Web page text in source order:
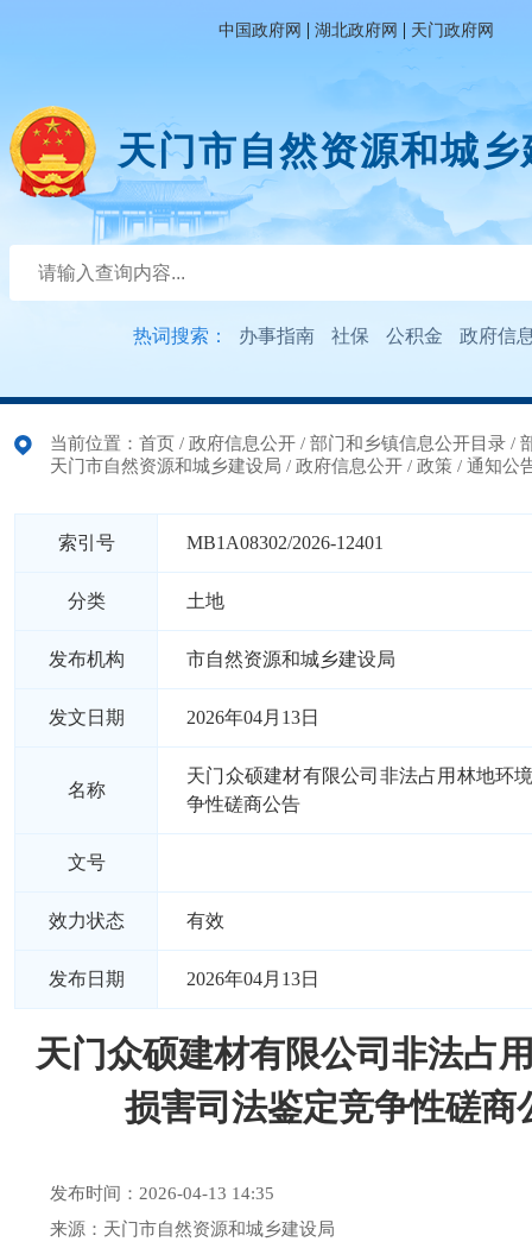
中国政府网 | 湖北政府网 | 天门政府网
天门市自然资源和城
热词搜索： 办事指南 社保 公积金 政府信
当前位置： 首页 / 政府信息公开 / 部门和乡镇信息公开目录 /
天门市自然资源和城乡建设局 / 政府信息公开 / 政策 / 通知公
索引号 MB1A08302/2026-12401
分类 土地
发布机构 市自然资源和城乡建设局
发文日期 2026年04月13日
名称
天门众硕建材有限公司非法占用林地环
争性磋商公告
文号
效力状态 有效
发布日期 2026年04月13日
天门众硕建材有限公司非法占
损害司法鉴定竞争性磋商
发布时间：2026-04-13 14:35
来源：天门市自然资源和城乡建设局